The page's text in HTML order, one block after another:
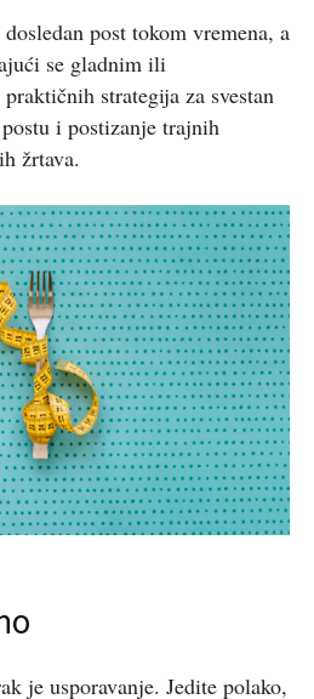
post tokom vremena, a
se gladnim ili
strategija za svestan
i postizanje trajnih
žrtava.
je usporavanje. Jedite polako,